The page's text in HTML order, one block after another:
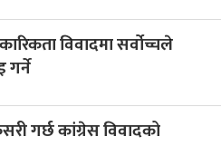
विवादमा सर्वोच्चले
गर्छ कांग्रेस विवादको